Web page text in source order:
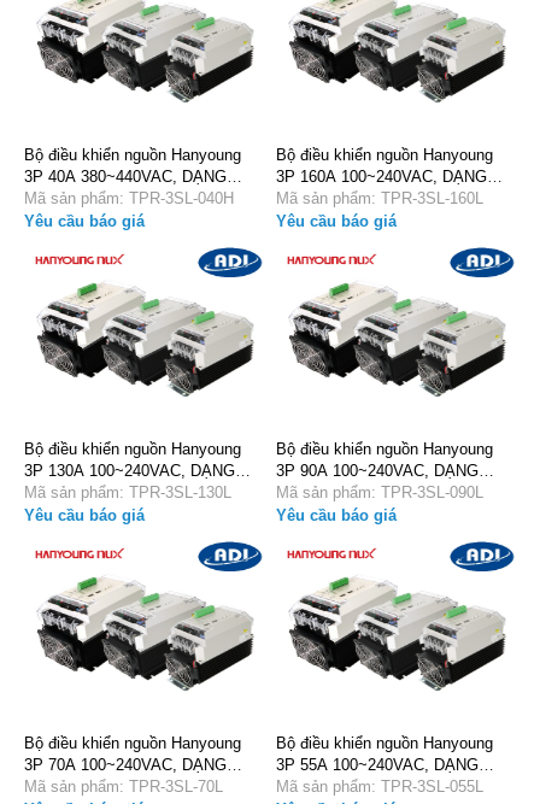
Bộ điều khiển nguồn Hanyoung
3P 40A 380~440VAC, DẠNG
SLIM TPR-3SL-040H
Mã sản phẩm: TPR-3SL-040H
Yêu cầu báo giá
Bộ điều khiển nguồn Hanyoung
3P 160A 100~240VAC, DẠNG
SLIM TPR-3SL-160LMã sản phẩm: TPR-3SL-160L
Yêu cầu báo giá
Bộ điều khiển nguồn Hanyoung
3P 130A 100~240VAC, DẠNG
SLIM TPR-3SL-130L
Mã sản phẩm: TPR-3SL-130L
Yêu cầu báo giá
Bộ điều khiển nguồn Hanyoung
3P 90A 100~240VAC, DẠNG
SLIM TPR-3SL-090L
Mã sản phẩm: TPR-3SL-090L
Yêu cầu báo giá
Bộ điều khiển nguồn Hanyoung
3P 70A 100~240VAC, DẠNG
SLIM TPR-3SL-70L
Mã sản phẩm: TPR-3SL-70L
Bộ điều khiển nguồn Hanyoung
3P 55A 100~240VAC, DẠNG
SLIM TPR-3SL-055L
Mã sản phẩm: TPR-3SL-055L